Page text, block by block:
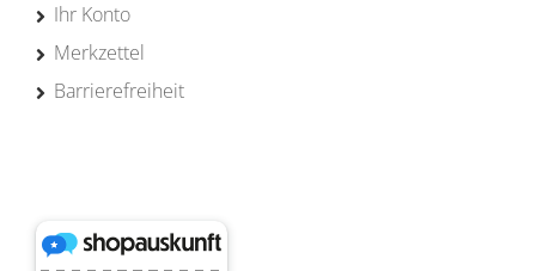
Ihr Konto
Merkzettel
Barrierefreiheit